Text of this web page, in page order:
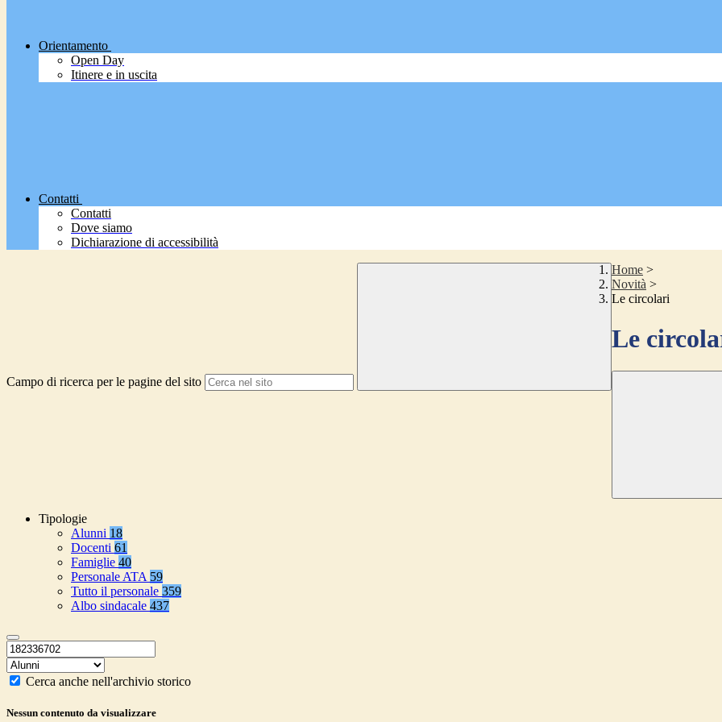
Orientamento
Open Day
Itinere e in uscita
Contatti
Contatti
Dove siamo
Dichiarazione di accessibilità
Campo di ricerca per le pagine del sito
Home >
Novità >
Le circolari
Le
Tipologie
Alunni 18
Docenti 61
Famiglie 40
Personale ATA 59
Tutto il personale 359
Albo sindacale 437
Cerca anche nell'archivio storico
Nessun contenuto da visualizzare